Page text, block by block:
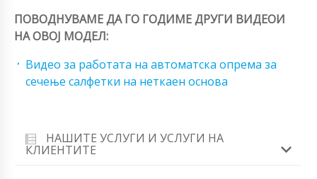
ПОВОДНУВАМЕ ДА ГО ГОДИМЕ ДРУГИ ВИДЕОИ
НА ОВОЈ МОДЕЛ:
Видео за работата на автоматска опрема за
сечење салфетки на неткаен основа
НАШИТЕ УСЛУГИ И УСЛУГИ НА
КЛИЕНТИТЕ